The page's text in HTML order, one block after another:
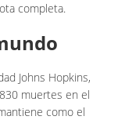
completa.
Johns Hopkins,
muertes en el
como el